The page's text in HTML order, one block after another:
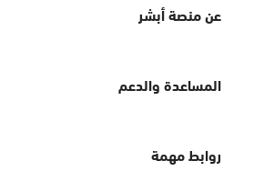
عن منصة أبشر
المساعدة والدعم
روابط مهمة